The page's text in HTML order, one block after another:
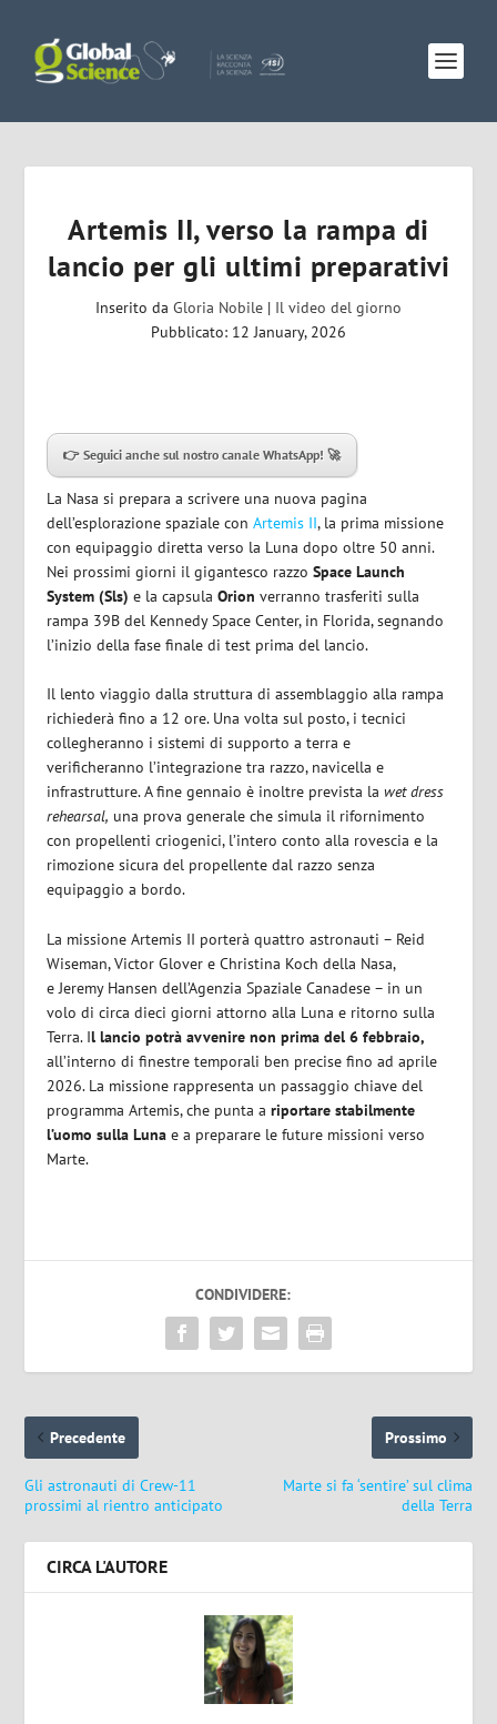
Artemis II, verso la rampa di
lancio per gli ultimi preparativi
Inserito da Gloria Nobile | Il video del giorno
Pubblicato: 12 January, 2026
👉 Seguici anche sul nostro canale WhatsApp! 🚀
La Nasa si prepara a scrivere una nuova pagina
dell’esplorazione spaziale conArtemis II, la prima missione
con equipaggio diretta verso la Luna dopo oltre 50 anni.
Nei prossimi giorni il gigantesco razzoSpace Launch
System (Sls)e la capsulaOrion verranno trasferiti sulla
rampa 39B del Kennedy Space Center, in Florida, segnando
l’inizio della fase finale di test prima del lancio.
Il lento viaggio dalla struttura di assemblaggio alla rampa
richiederà fino a 12 ore. Una volta sul posto, i tecnici
collegheranno i sistemi di supporto a terra e
verificheranno l’integrazione tra razzo, navicella e
infrastrutture. A fine gennaio è inoltre prevista lawet dress
rehearsal, una prova generale che simula il rifornimento
con propellenti criogenici, l’intero conto alla rovescia e la
rimozione sicura del propellente dal razzo senza
equipaggio a bordo.
La missione Artemis II porterà quattro astronauti – Reid
Wiseman, Victor Glover e Christina Koch della Nasa,
e Jeremy Hansen dell’Agenzia Spaziale Canadese – in un
volo di circa dieci giorni attorno alla Luna e ritorno sulla
Terra. Il lancio potrà avvenire non prima del 6 febbraio,
all’interno di finestre temporali ben precise fino ad aprile
2026. La missione rappresenta un passaggio chiave del
programma Artemis, che punta ariportare stabilmente
l’uomo sulla Luna e a preparare le future missioni verso
Marte.
CONDIVIDERE:
Precedente
Gli astronauti di Crew-11
prossimi al rientro anticipato
Prossimo
Marte si fa ‘sentire’ sul clima
della Terra
CIRCA L'AUTORE